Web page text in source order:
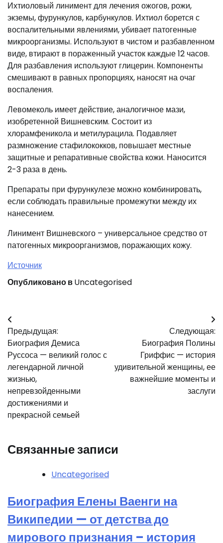
Ихтиоловый линимент для лечения ожогов, рожи,
экземы, фурункулов, карбункулов. Ихтиол борется с
воспалительными явлениями, убивает патогенные
микроорганизмы. Используют в чистом и разбавленном
виде, втирают в пораженный участок каждые 12 часов.
Для разбавления используют глицерин. Компоненты
смешивают в равных пропорциях, наносят на очаг
воспаления.
Левомеколь имеет действие, аналогичное мази,
изобретенной Вишневским. Состоит из
хлорамфеникола и метилурацила. Подавляет
размножение стафилококков, повышает местные
защитные и репаративные свойства кожи. Наносится
2-3 раза в день.
Препараты при фурункулезе можно комбинировать,
если соблюдать правильные промежутки между их
нанесением.
Линимент Вишневского – универсальное средство от
патогенных микроорганизмов, поражающих кожу.
Источник
Опубликовано вUncategorised
Навигация
по
записям
Предыдущая:
Биография Демиса
Руссоса — великий голос с
легендарной личной
жизнью,
непревзойденными
достижениями и
прекрасной семьей
Следующая:
Биография Полины
Гриффис — история
удивительной женщины, ее
важнейшие моменты и
заслуги
Связанные записи
Uncategorised
Биография Елены Ваенги на
Википедии — от детства до
мирового признания – история